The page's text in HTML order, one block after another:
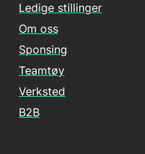
Ledige stillinger
Om oss
Sponsing
Teamtøy
Verksted
B2B